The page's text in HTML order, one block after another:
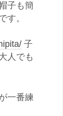
子も簡
す。
子
人でも
一番練